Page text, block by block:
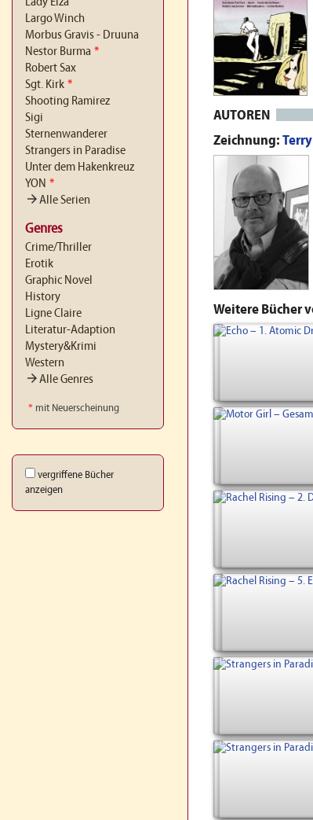
Largo Winch
Morbus Gravis - Druuna
Nestor Burma *
Robert Sax
Sgt. Kirk *
Shooting Ramirez
Sigi
Sternenwanderer
Strangers in Paradise
Unter dem Hakenkreuz
YON *
arrow_forwardAlle Serien
Genres
Crime/Thriller
Erotik
Graphic Novel
History
Ligne Claire
Literatur-Adaption
Mystery&Krimi
Western
arrow_forwardAlle Genres
* mit Neuerscheinung
vergriffene Bücher
anzeigen
AUTOREN
Zeichnung:
Weitere Bücher